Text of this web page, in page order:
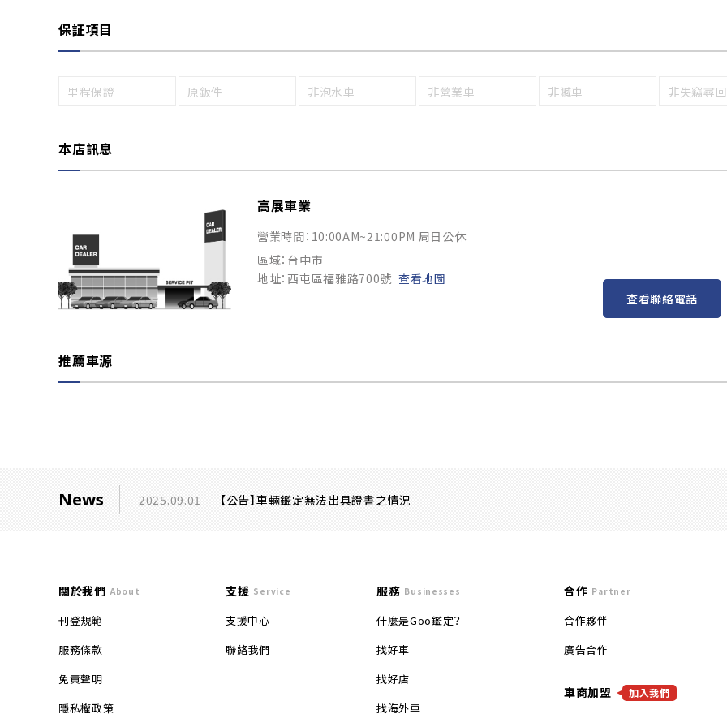
保証項目
里程保證 原鈑件 非泡水車 非營業車 非贓車 非失竊尋
本店訊息
高展車業
營業時間：10:00AM~21:00PM 周日公休
區域：台中市
地址：西屯區福雅路700號 查看地圖
查看聯絡電話
推薦車源
News 2025.09.01 【公告】車輛鑑定無法出具證書之情況
關於我們 About
刊登規範
服務條款
免責聲明
隱私權政策
支援 Service
支援中心
聯絡我們
服務 Businesses
什麼是Goo鑑定？
找好車
找好店
找海外車
合作 Partner
合作夥伴
廣告合作
車商加盟 加入我們